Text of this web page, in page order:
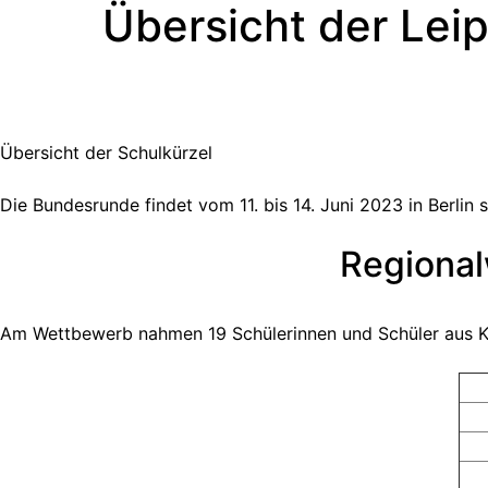
Übersicht der
Übersicht der Schulkürzel
Die Bundesrunde findet vom 11. bis 14. Juni 2023 in Berlin
Am Wettbewerb nahmen 19 Schülerinnen und Schüler aus